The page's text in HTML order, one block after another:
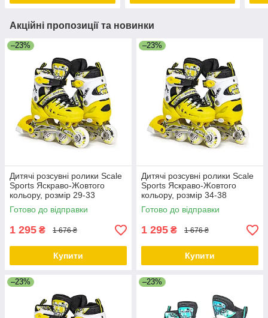
Акційні пропозиції та новинки
–23%
Дитячі розсувні ролики Scale
Sports Яскраво-Жовтого
кольору, розмір 29-33
Готово до відправки
1 295 ₴ 1 676 ₴
Купити
–23%
Дитячі розсувні ролики Scale
Sports Яскраво-Жовтого
кольору, розмір 34-38
Готово до відправки
1 295 ₴ 1 676 ₴
Купити
–23% –23%